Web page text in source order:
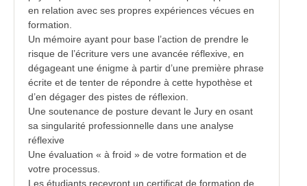
en relation avec ses propres expériences vécues en
formation.
Un mémoire ayant pour base l’action de prendre le
risque de l’écriture vers une avancée réflexive, en
dégageant une énigme à partir d’une première phrase
écrite et de tenter de répondre à cette hypothèse et
d’en dégager des pistes de réflexion.
Une soutenance de posture devant le Jury en osant
sa singularité professionnelle dans une analyse
réflexive
Une évaluation « à froid » de votre formation et de
votre processus.
Les étudiants recevront un certificat de formation de